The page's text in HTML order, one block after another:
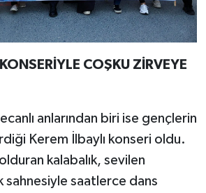
COŞKU ZİRVEYE
anlarından biri ise gençlerin
Kerem İlbaylı konseri oldu.
kalabalık, sevilen
sahnesiyle saatlerce dans